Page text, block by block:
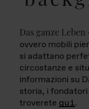
Das ganze Leben
ovvero mobili
si adattano
circostanze e
informazioni su
storia, i
troverete qui.